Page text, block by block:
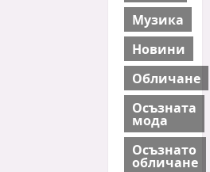
Музика
Новини
Обличане
Осъзната
мода
Осъзнато
обличане